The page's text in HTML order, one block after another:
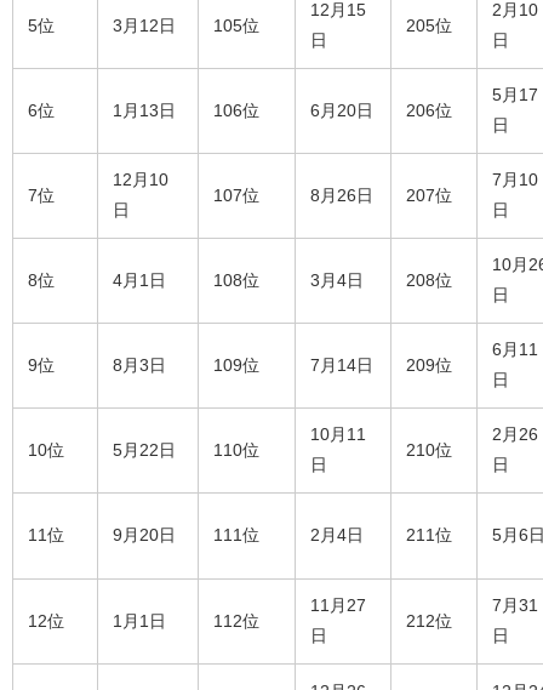
5位 3月12日 105位
12月15
日
205位
2月10
日
6位 1月13日 106位 6月20日 206位
5月17
日
7位
12月10
日
107位 8月26日 207位
7月10
日
8位 4月1日 108位 3月4日 208位
10月
日
9位 8月3日 109位 7月14日 209位
6月11
日
10位 5月22日 110位
10月11
日
210位
2月26
日
11位 9月20日 111位 2月4日 211位 5月6
12位 1月1日 112位
11月27
日
212位
7月31
日